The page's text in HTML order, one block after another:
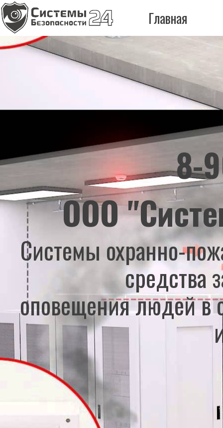
Главная
8-
ООО
Системы охранно-
средства
оповещения людей в